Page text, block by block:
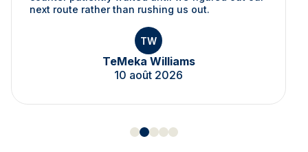
next route rather than rushing us out.
TW
TeMeka Williams
10 août 2026